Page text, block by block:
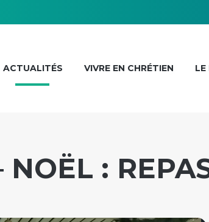
ACTUALITÉS VIVRE EN CHRÉTIEN LE
: